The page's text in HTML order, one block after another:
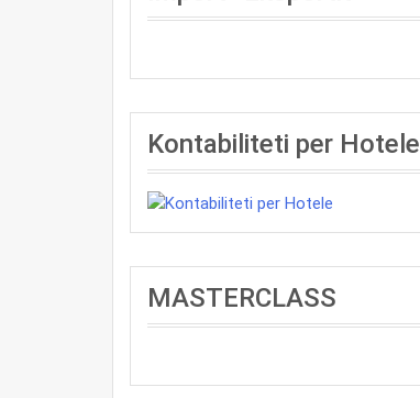
Kontabiliteti per Hotele
MASTERCLASS